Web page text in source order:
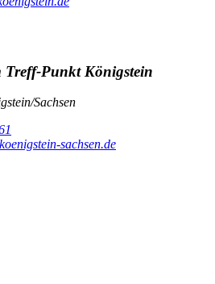
Punkt Königstein
Sachsen
sachsen.de